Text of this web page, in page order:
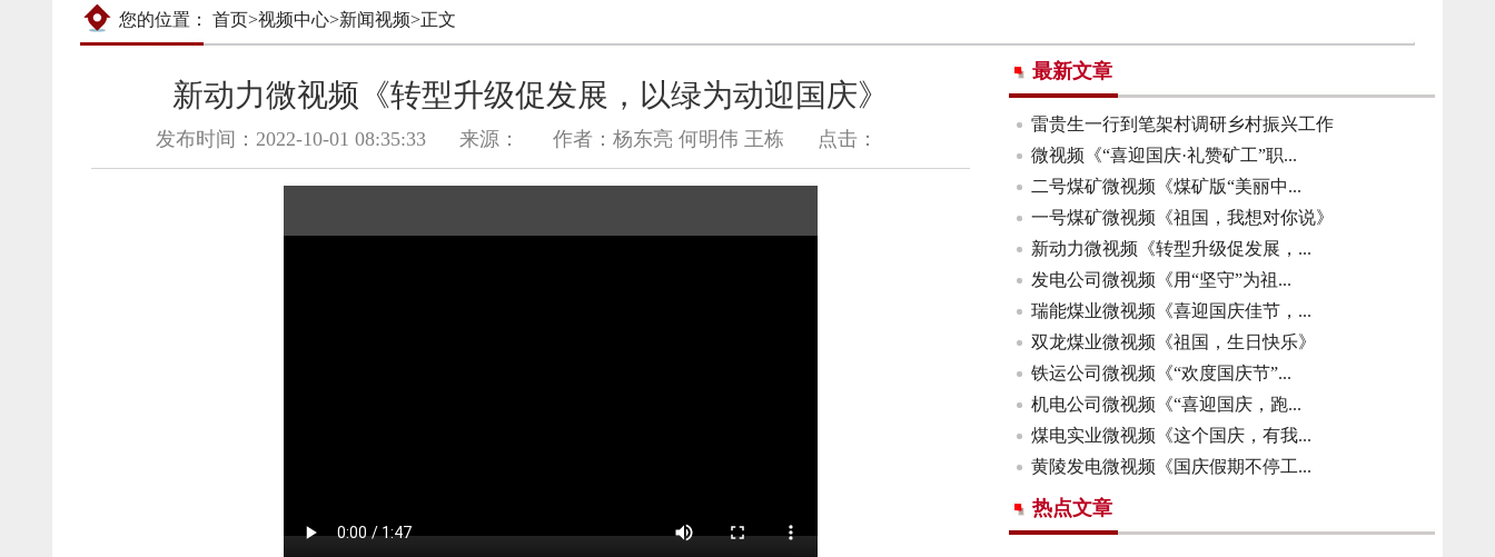
您的位置： 首页>视频中心>新闻视频>正文
新动力微视频《转型升级促发展，以绿为动迎国庆》
发布时间：2022-10-01 08:35:33 来源： 作者：杨东亮 何明伟 王栋 点击：
最新文章
雷贵生一行到笔架村调研乡村振兴工作
微视频《“喜迎国庆·礼赞矿工”职...
二号煤矿微视频《煤矿版“美丽中...
一号煤矿微视频《祖国，我想对你说》
新动力微视频《转型升级促发展，...
发电公司微视频《用“坚守”为祖...
瑞能煤业微视频《喜迎国庆佳节，...
双龙煤业微视频《祖国，生日快乐》
铁运公司微视频《“欢度国庆节”...
机电公司微视频《“喜迎国庆，跑...
煤电实业微视频《这个国庆，有我...
黄陵发电微视频《国庆假期不停工...
热点文章